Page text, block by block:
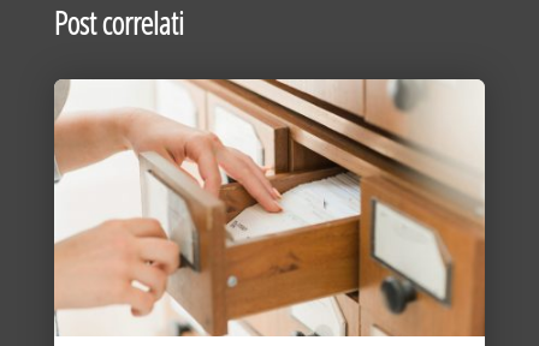
Post correlati